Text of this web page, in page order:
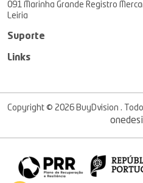
091 Marinha Grande Registro
Leiria
Suporte
Links
Copyright © 2026 BuyDvision .